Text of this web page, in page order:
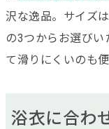
沢な逸品。サイズ
の3つからお選びい
て滑りにくいのも便
浴衣に合わ